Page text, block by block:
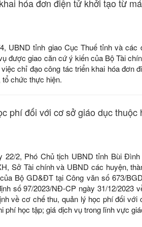
hóa đơn điện tử khởi tạo từ
UBND tỉnh giao Cục Thuế tỉnh và các
được giao căn cứ ý kiến của Bộ Tài
chỉ đạo công tác triển khai hóa đơn
chức thực hiện.
phí đối với cơ sở giáo dục thuộc
22/2, Phó Chủ tịch UBND tỉnh Bùi Đình
Sở Tài chính và UBND các huyện,
Bộ GD&ĐT tại Công văn số 673/
số 97/2023/NĐ-CP ngày 31/12/2023
về cơ chế thu, quản lý học phí đối với
học tập; giá dịch vụ trong lĩnh vực